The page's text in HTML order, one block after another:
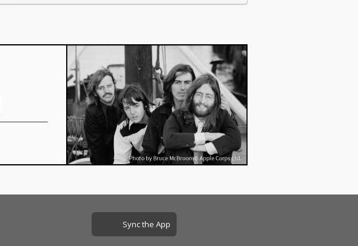
に、12曲の印象を楽し
んで欲しい。聴く人を
豊かな時間へ誘いま
す。 http://shop.cres
cente.co.jp/
ルな「村井ワールド」
が展開。NHKテレビ
「ネットワークニュー
ス北海道」テーマ曲『i
nto the future』収録。
http://shop.crescent
e.co.jp/
Sync the App